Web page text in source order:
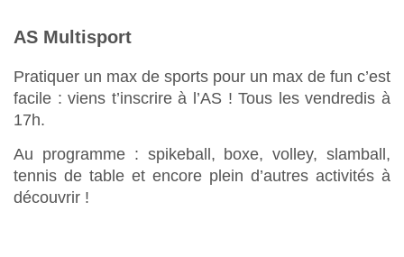
AS Multisport
Pratiquer un max de sports pour un max de fun c’est
facile : viens t’inscrire à l’AS ! Tous les vendredis à
17h.
Au programme : spikeball, boxe, volley, slamball,
tennis de table et encore plein d’autres activités à
découvrir !